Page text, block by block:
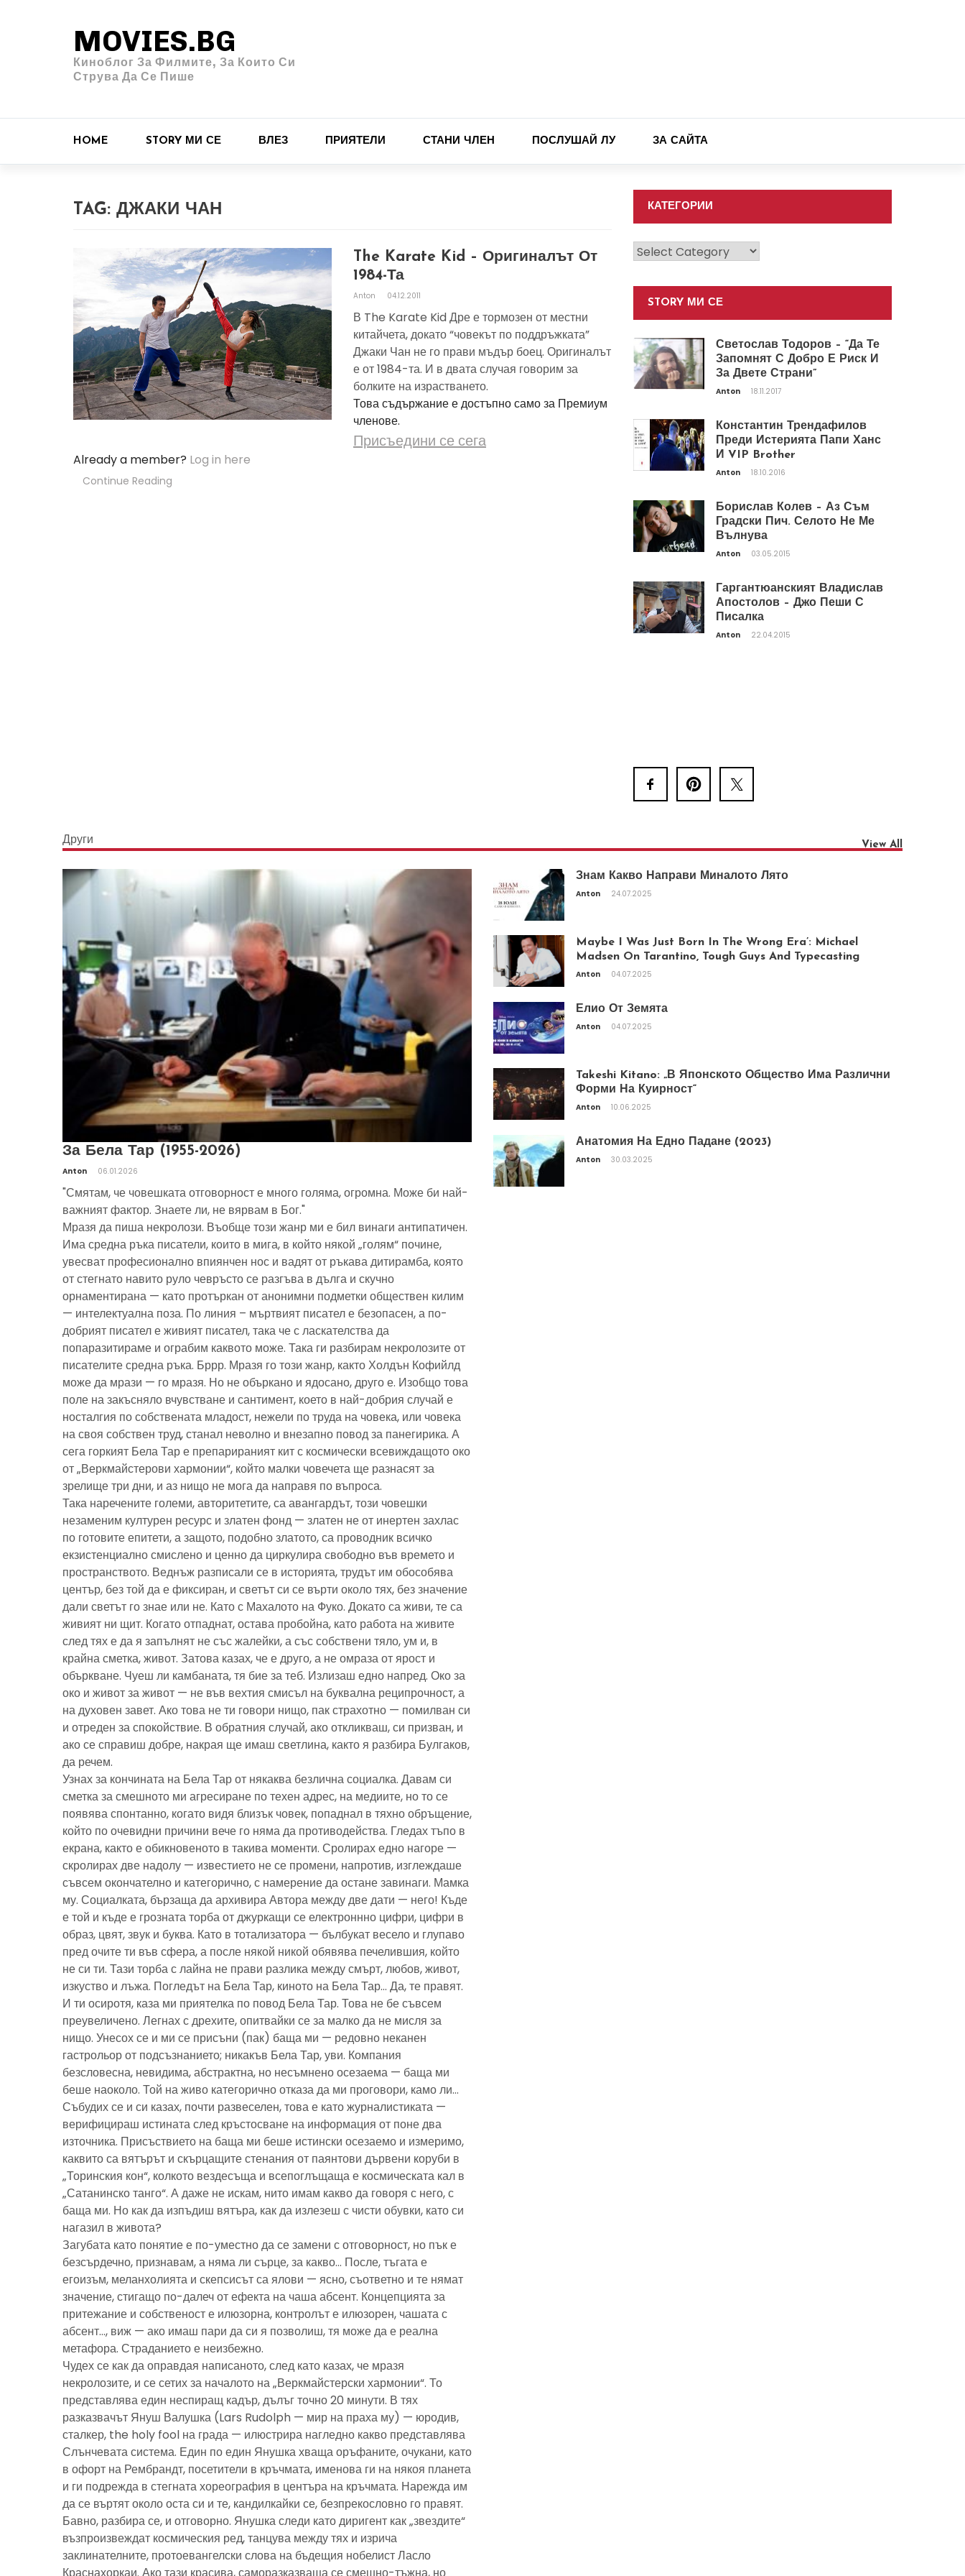
MOVIES.BG
Киноблог За Филмите, За Които Си
Струва Да Се Пише
HOME STORY МИ СЕ ВЛЕЗ ПРИЯТЕЛИ СТАНИ ЧЛЕН ПОСЛУШАЙ ЛУ ЗА САЙТА
TAG: ДЖАКИ ЧАН
The Karate Kid – Оригиналът От
1984-Та
Anton 04.12.2011
В The Karate Kid Дре е тормозен от местни
китайчета, докато “човекът по поддръжката”
Джаки Чан не го прави мъдър боец. Оригиналът
е от 1984-та. И в двата случая говорим за
болките на израстването.
Това съдържание е достъпно само за Премиум
членове.
Присъедини се сега
Already a member? Log in here
Continue Reading
КАТЕГОРИИ
Категории
STORY МИ СЕ
Светослав Тодоров – “Да Те
Запомнят С Добро Е Риск И
За Двете Страни”
Anton 18.11.2017
Константин Трендафилов
Преди Истерията Папи Ханс
И VIP Brother
Anton 18.10.2016
Борислав Колев – Аз Съм
Градски Пич. Селото Не Ме
Вълнува
Anton 03.05.2015
Гаргантюанският Владислав
Апостолов – Джо Пеши С
Писалка
Anton 22.04.2015
Други View All
За Бела Тар (1955-2026)
Anton 06.01.2026
"Смятам, че човешката отговорност е много голяма, огромна. Може би най-
важният фактор. Знаете ли, не вярвам в Бог."
Мразя да пиша некролози. Въобще този жанр ми е бил винаги антипатичен.
Има средна ръка писатели, които в мига, в който някой „голям“ почине,
увесват професионално впиянчен нос и вадят от ръкава дитирамба, която
от стегнато навито руло чевръсто се разгъва в дълга и скучно
орнаментирана — като протъркан от анонимни подметки обществен килим
— интелектуална поза. По линия – мъртвият писател е безопасен, а по-
добрият писател е живият писател, така че с ласкателства да
попаразитираме и ограбим каквото може. Така ги разбирам некролозите от
писателите средна ръка. Бррр. Мразя го този жанр, както Холдън Кофийлд
може да мрази — го мразя. Но не объркано и ядосано, друго е. Изобщо това
поле на закъсняло вчувстване и сантимент, което в най-добрия случай е
носталгия по собствената младост, нежели по труда на човека, или човека
на своя собствен труд, станал неволно и внезапно повод за панегирика. А
сега горкият Бела Тар е препарираният кит с космически всевиждащото око
от „Веркмайстерови хармонии“, който малки човечета ще разнасят за
зрелище три дни, и аз нищо не мога да направя по въпроса.
Така наречените големи, авторитетите, са авангардът, този човешки
незаменим културен ресурс и златен фонд — златен не от инертен захлас
по готовите епитети, а защото, подобно златото, са проводник всичко
екзистенциално смислено и ценно да циркулира свободно във времето и
пространството. Веднъж разписали се в историята, трудът им обособява
център, без той да е фиксиран, и светът си се върти около тях, без значение
дали светът го знае или не. Като с Махалото на Фуко. Докато са живи, те са
живият ни щит. Когато отпаднат, остава пробойна, като работа на живите
след тях е да я запълнят не със жалейки, а със собствени тяло, ум и, в
крайна сметка, живот. Затова казах, че е друго, а не омраза от ярост и
объркване. Чуеш ли камбаната, тя бие за теб. Излизаш едно напред. Око за
око и живот за живот — не във вехтия смисъл на буквална реципрочност, а
на духовен завет. Ако това не ти говори нищо, пак страхотно — помилван си
и отреден за спокойствие. В обратния случай, ако откликваш, си призван, и
ако се справиш добре, накрая ще имаш светлина, както я разбира Булгаков,
да речем.
Узнах за кончината на Бела Тар от някаква безлична социалка. Давам си
сметка за смешното ми агресиране по техен адрес, на медиите, но то се
появява спонтанно, когато видя близък човек, попаднал в тяхно обръщение,
който по очевидни причини вече го няма да противодейства. Гледах тъпо в
екрана, както е обикновеното в такива моменти. Сролирах едно нагоре —
скролирах две надолу — известието не се промени, напротив, изглеждаше
съвсем окончателно и категорично, с намерение да остане завинаги. Мамка
му. Социалката, бързаща да архивира Автора между две дати — него! Къде
е той и къде е грозната торба от джуркащи се електроннно цифри, цифри в
образ, цвят, звук и буква. Като в тотализатора — бълбукат весело и глупаво
пред очите ти във сфера, а после някой никой обявява печелившия, който
не си ти. Тази торба с лайна не прави разлика между смърт, любов, живот,
изкуство и лъжа. Погледът на Бела Тар, киното на Бела Тар… Да, те правят.
И ти осиротя, каза ми приятелка по повод Бела Тар. Това не бе съвсем
преувеличено. Легнах с дрехите, опитвайки се за малко да не мисля за
нищо. Унесох се и ми се присъни (пак) баща ми — редовно неканен
гастрольор от подсъзнанието; никакъв Бела Тар, уви. Компания
безсловесна, невидима, абстрактна, но несъмнено осезаема — баща ми
беше наоколо. Той на живо категорично отказа да ми проговори, камо ли…
Събудих се и си казах, почти развеселен, това е като журналистиката —
верифицираш истината след кръстосване на информация от поне два
източника. Присъствието на баща ми беше истински осезаемо и измеримо,
каквито са вятърът и скърцащите стенания от паянтови дървени коруби в
„Торинския кон“, колкото вездесъща и всепоглъщаща е космическата кал в
„Сатанинско танго“. А даже не искам, нито имам какво да говоря с него, с
баща ми. Но как да изпъдиш вятъра, как да излезеш с чисти обувки, като си
нагазил в живота?
Загубата като понятие е по-уместно да се замени с отговорност, но пък е
безсърдечно, признавам, а няма ли сърце, за какво… После, тъгата е
егоизъм, меланхолията и скепсисът са ялови — ясно, съответно и те нямат
значение, стигащо по-далеч от ефекта на чаша абсент. Концепцията за
притежание и собственост е илюзорна, контролът е илюзорен, чашата с
абсент…, виж — ако имаш пари да си я позволиш, тя може да е реална
метафора. Страданието е неизбежно.
Чудех се как да оправдая написаното, след като казах, че мразя
некролозите, и се сетих за началото на „Веркмайстерски хармонии“. То
представлява един неспиращ кадър, дълъг точно 20 минути. В тях
разказвачът Януш Валушка (Lars Rudolph — мир на праха му) — юродив,
сталкер, the holy fool на града — илюстрира нагледно какво представлява
Слънчевата система. Един по един Янушка хваща оръфаните, очукани, като
в офорт на Рембрандт, посетители в кръчмата, именова ги на някоя планета
и ги подрежда в стегната хореография в центъра на кръчмата. Нарежда им
да се въртят около оста си и те, кандилкайки се, безпрекословно го правят.
Бавно, разбира се, и отговорно. Янушка следи като диригент как „звездите“
възпроизвеждат космическия ред, танцува между тях и изрича
заклинателните, протоевангелски слова на бъдещия нобелист Ласло
Знам Какво Направи Миналото Лято
Anton 24.07.2025
Maybe I Was Just Born In The Wrong Era’: Michael
Madsen On Tarantino, Tough Guys And Typecasting
Anton 04.07.2025
Елио От Земята
Anton 04.07.2025
Takeshi Kitano: „В Японското Общество Има Различни
Форми На Куирност“
Anton 10.06.2025
Анатомия На Едно Падане (2023)
Anton 30.03.2025